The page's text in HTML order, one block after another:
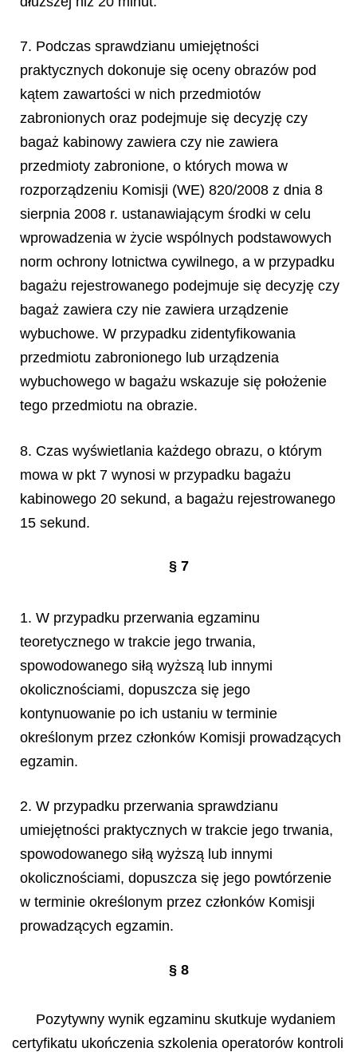
7. Podczas sprawdzianu umiejętności
praktycznych dokonuje się oceny obrazów pod
kątem zawartości w nich przedmiotów
zabronionych oraz podejmuje się decyzję czy
bagaż kabinowy zawiera czy nie zawiera
przedmioty zabronione, o których mowa w
rozporządzeniu Komisji (WE) 820/2008 z dnia 8
sierpnia 2008 r. ustanawiającym środki w celu
wprowadzenia w życie wspólnych podstawowych
norm ochrony lotnictwa cywilnego, a w przypadku
bagażu rejestrowanego podejmuje się decyzję czy
bagaż zawiera czy nie zawiera urządzenie
wybuchowe. W przypadku zidentyfikowania
przedmiotu zabronionego lub urządzenia
wybuchowego w bagażu wskazuje się położenie
tego przedmiotu na obrazie.
8. Czas wyświetlania każdego obrazu, o którym
mowa w pkt 7 wynosi w przypadku bagażu
kabinowego 20 sekund, a bagażu rejestrowanego
15 sekund.
§ 7
1. W przypadku przerwania egzaminu
teoretycznego w trakcie jego trwania,
spowodowanego siłą wyższą lub innymi
okolicznościami, dopuszcza się jego
kontynuowanie po ich ustaniu w terminie
określonym przez członków Komisji prowadzących
egzamin.
2. W przypadku przerwania sprawdzianu
umiejętności praktycznych w trakcie jego trwania,
spowodowanego siłą wyższą lub innymi
okolicznościami, dopuszcza się jego powtórzenie
w terminie określonym przez członków Komisji
prowadzących egzamin.
§ 8
Pozytywny wynik egzaminu skutkuje wydaniem
certyfikatu ukończenia szkolenia operatorów kontroli